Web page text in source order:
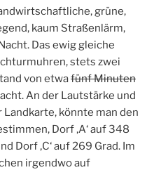
grüne,
kaum Straßenlärm,
Das ewig gleiche
stets zwei
von etwafünf Minuten
An der Lautstärke und
könnte man den
Dorf ‚A‘ auf 348
Dorf ‚C‘ auf 269 Grad. Im
irgendwo auf